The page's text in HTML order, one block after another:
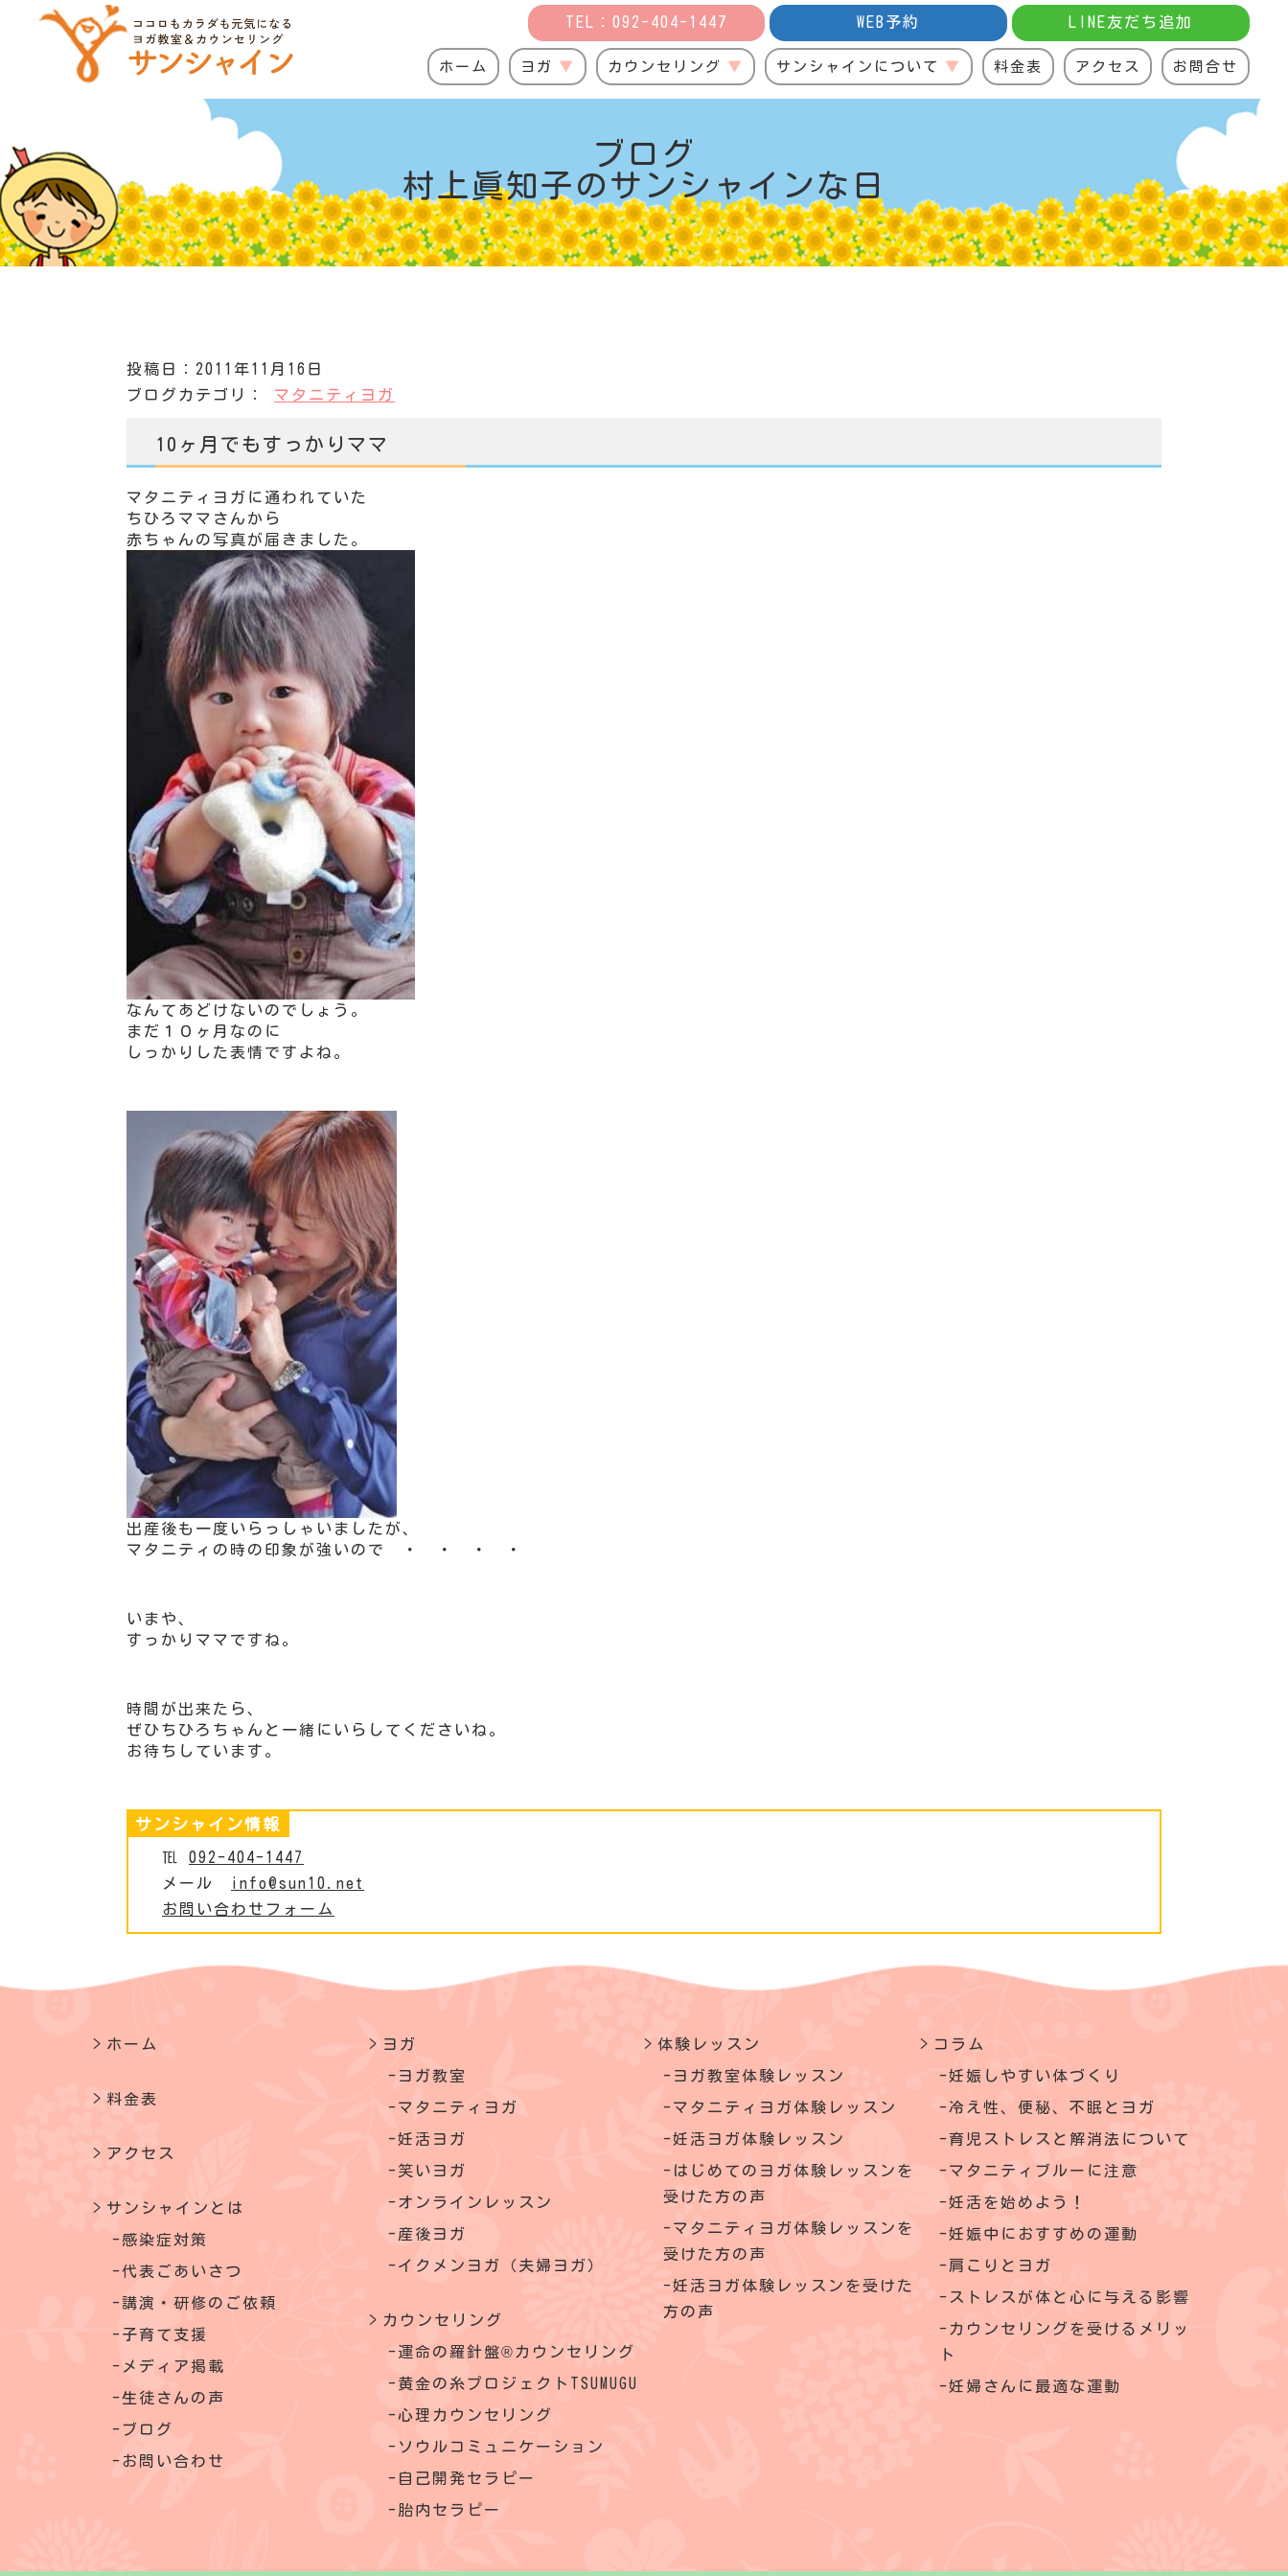
TEL：092-404-1447 WEB予約 LINE友だち追加
ホーム ヨガ カウンセリング サンシャインについて 料金表 アクセス お問合せ
ブログ
村上眞知子の サンシャインな日
投稿日：2011年11月16日
ブログカテゴリ： マタニティヨガ
10ヶ月でもすっかりママ
マタニティヨガに通われていた
ちひろママさんから
赤ちゃんの写真が届きました。
なんてあどけないのでしょう。
まだ１０ヶ月なのに
しっかりした表情ですよね。
出産後も一度いらっしゃいましたが、
マタニティの時の印象が強いので ・ ・ ・ ・
いまや、
すっかりママですね。
時間が出来たら、
ぜひちひろちゃんと一緒にいらしてくださいね。
お待ちしています。
サンシャイン情報
℡ 092-404-1447
メール
info@sun10.net
お問い合わせフォーム
ホーム
料金表
アクセス
サンシャインとは
感染症対策
代表ごあいさつ
講演・研修のご依頼
子育て支援
メディア掲載
生徒さんの声
ブログ
お問い合わせ
ヨガ
ヨガ教室
マタニティヨガ
妊活ヨガ
笑いヨガ
オンラインレッスン
産後ヨガ
イクメンヨガ（夫婦ヨガ）
カウンセリング
運命の羅針盤®カウンセリング
黄金の糸プロジェクトTSUMUGU
心理カウンセリング
ソウルコミュニケーション
自己開発セラピー
胎内セラピー
体験レッスン
ヨガ教室体験レッスン
マタニティヨガ体験レッスン
妊活ヨガ体験レッスン
はじめてのヨガ体験レッスンを
受けた方の声
マタニティヨガ体験レッスンを
受けた方の声
妊活ヨガ体験レッスンを受けた
方の声
コラム
妊娠しやすい体づくり
冷え性、便秘、不眠とヨガ
育児ストレスと解消法について
マタニティブルーに注意
妊活を始めよう！
妊娠中におすすめの運動
肩こりとヨガ
ストレスが体と心に与える影響
カウンセリングを受けるメリッ
ト
妊婦さんに最適な運動